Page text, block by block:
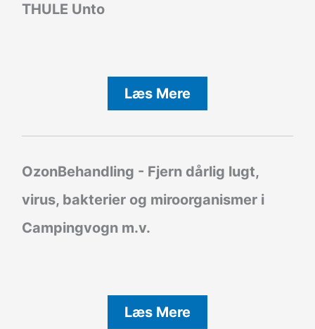
THULE Unto
Læs Mere
OzonBehandling - Fjern dårlig lugt,
virus, bakterier og miroorganismer i
Campingvogn m.v.
Læs Mere